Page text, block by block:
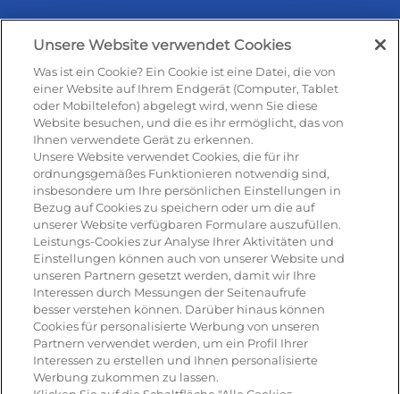
Rezepte & Produkte
Rezepte
Antipasti
Pizza
Pasta & aufläufe
Salat
Risotto
Dessert
Unsere Website verwendet Cookies
Was ist ein Cookie? Ein Cookie ist eine Datei, die von
einer Website auf Ihrem Endgerät (Computer, Tablet
oder Mobiltelefon) abgelegt wird, wenn Sie diese
Website besuchen, und die es ihr ermöglicht, das von
Ihnen verwendete Gerät zu erkennen.
Unsere Website verwendet Cookies, die für ihr
ordnungsgemäßes Funktionieren notwendig sind,
insbesondere um Ihre persönlichen Einstellungen in
Bezug auf Cookies zu speichern oder um die auf
unserer Website verfügbaren Formulare auszufüllen.
Leistungs-Cookies zur Analyse Ihrer Aktivitäten und
Einstellungen können auch von unserer Website und
unseren Partnern gesetzt werden, damit wir Ihre
Interessen durch Messungen der Seitenaufrufe
besser verstehen können. Darüber hinaus können
Cookies für personalisierte Werbung von unseren
Partnern verwendet werden, um ein Profil Ihrer
Interessen zu erstellen und Ihnen personalisierte
Werbung zukommen zu lassen.